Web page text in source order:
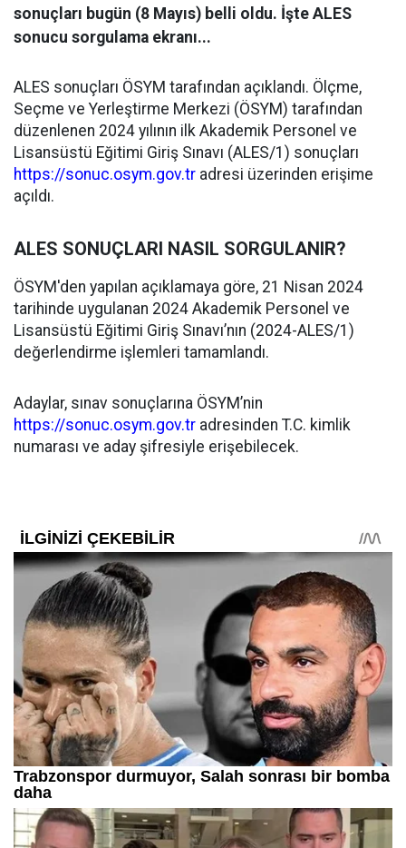
sonuçları bugün (8 Mayıs) belli oldu. İşte ALES
sonucu sorgulama ekranı...
ALES sonuçları ÖSYM tarafından açıklandı. Ölçme,
Seçme ve Yerleştirme Merkezi (ÖSYM) tarafından
düzenlenen 2024 yılının ilk Akademik Personel ve
Lisansüstü Eğitimi Giriş Sınavı (ALES/1) sonuçları
https://sonuc.osym.gov.tr adresi üzerinden erişime
açıldı.
ALES SONUÇLARI NASIL SORGULANIR?
ÖSYM'den yapılan açıklamaya göre, 21 Nisan 2024
tarihinde uygulanan 2024 Akademik Personel ve
Lisansüstü Eğitimi Giriş Sınavı’nın (2024-ALES/1)
değerlendirme işlemleri tamamlandı.
Adaylar, sınav sonuçlarına ÖSYM’nin
https://sonuc.osym.gov.tr adresinden T.C. kimlik
numarası ve aday şifresiyle erişebilecek.